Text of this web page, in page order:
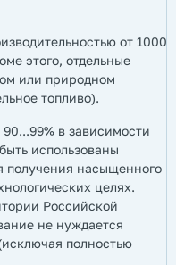
от 1000
этого, отдельные
или природном
топливо).
в зависимости
использованы
получения насыщенного
целях.
Российской
не нуждается
полностью